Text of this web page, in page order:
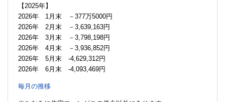
【2025年】
2026年 1月末 －377万5000円
2026年 2月末 －3,639,163円
2026年 3月末 －3,798,198円
2026年 4月末 －3,936,852円
2026年 5月末 -4,629,312円
2026年 6月末 -4,093,469円
毎月の推移